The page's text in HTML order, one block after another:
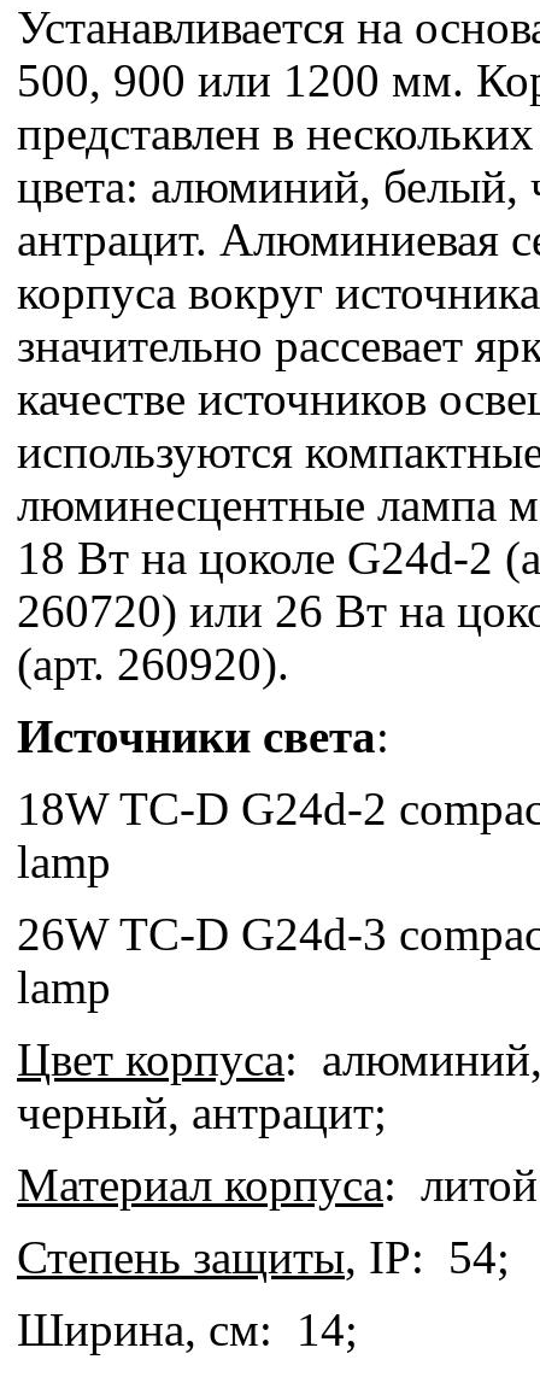
Устанавливается на
500, 900 или 1200 мм.
представлен в
цвета: алюминий, белый,
антрацит. Алюминиевая
корпуса вокруг
значительно рассевает
качестве источников
используются
люминесцентные лампа
18 Вт на цоколе G24d-2
260720) или 26 Вт на
(арт. 260920).
Источники света:
18W TC-D G24d-2
lamp
26W TC-D G24d-3
lamp
Цвет корпуса:
черный, антрацит;
Материал корпуса:
Степень защиты, IP: 54;
Ширина, см: 14;